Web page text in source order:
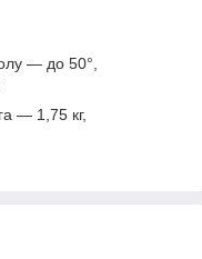
— до 50°,
— 1,75 кг,